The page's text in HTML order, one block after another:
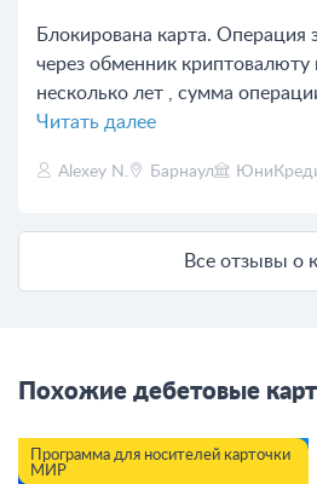
Блокирована карта. Операция
через обменник криптовалюту
несколько лет , сумма
Читать далее
Alexey N. Барнаул
Все отзывы о
Похожие дебетовые
Программа для носителей карточки
МИР